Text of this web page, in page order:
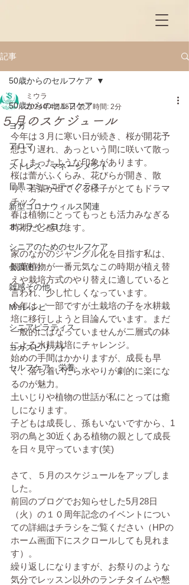
記事
50歳からのセルフケア
ヨガ
アロマ
ストレス・マネージメント
目黒コミュニティクラス
新型コロナウィルス関連
オンラインヨガ
シニアのためのセルフケア
会員便り
雑感その他
M'sレシピ
シニアピラティス
ヨガスピリット
セルフケア、栄養
50歳からのセルフケア
５月のスケジュール
ミウラ
2024年4月15日 読了時間: 2分
今年は３月に寒い日が続き、桜が開花予
想より遅れ、あっという間に咲いて散っ
てしまったような印象があります。
桜は蕾がふくらみ、花びらが開き、散
り、若葉が出てくる様子がとてもドラマ
チック。
春は植物にとってもっとも活力みなぎる
時期だと感じます。
家のなかのジャングル化を目指す私は、
観葉植物が一番元気なこの時期が植え替
えや栽培方式のやり替えに適していると
言われ、少し忙しくなっています。
今年は、一部ですが土栽培の子を水耕栽
培に移行しようと目論んでいます。まだ
一般的にはなっていませんが二層式の鉢
による水耕栽培にチャレンジ。
始めの手間はかかりますが、成長も早
く、落ち着いたら水やりが劇的に楽にな
るのが魅力。
土いじりや植物の世話が私にとっては癒
しになります。
子どもは成長し、孫もいないですから、1
羽の鳥と30近くある植物の親として成長
を日々見守っています(笑)
さて、５月のスケジュールをアップしま
した。
前回のブログでお知らせした5月28日
（火）の１０周年記念のイベントについ
ての詳細はチラシをご覧ください（HPの
ホーム画面下にスクロールしても見れま
す）。
繰り返しになりますが、お祭りのような
気分でレッスン以外のランチタイムや懇